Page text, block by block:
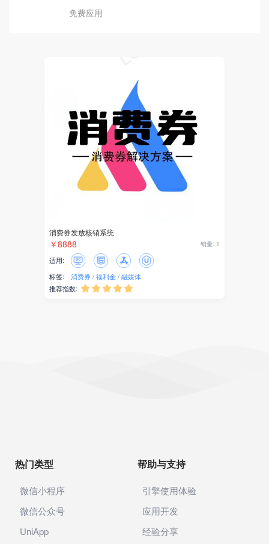
免费应用
消费券发放核销系统
￥8888 销量: 1
适用:
标签:
消费券 福利金 融媒体
推荐指数:     
热门类型
微信小程序
微信公众号
UniApp
帮助与支持
引擎使用体验
应用开发
经验分享